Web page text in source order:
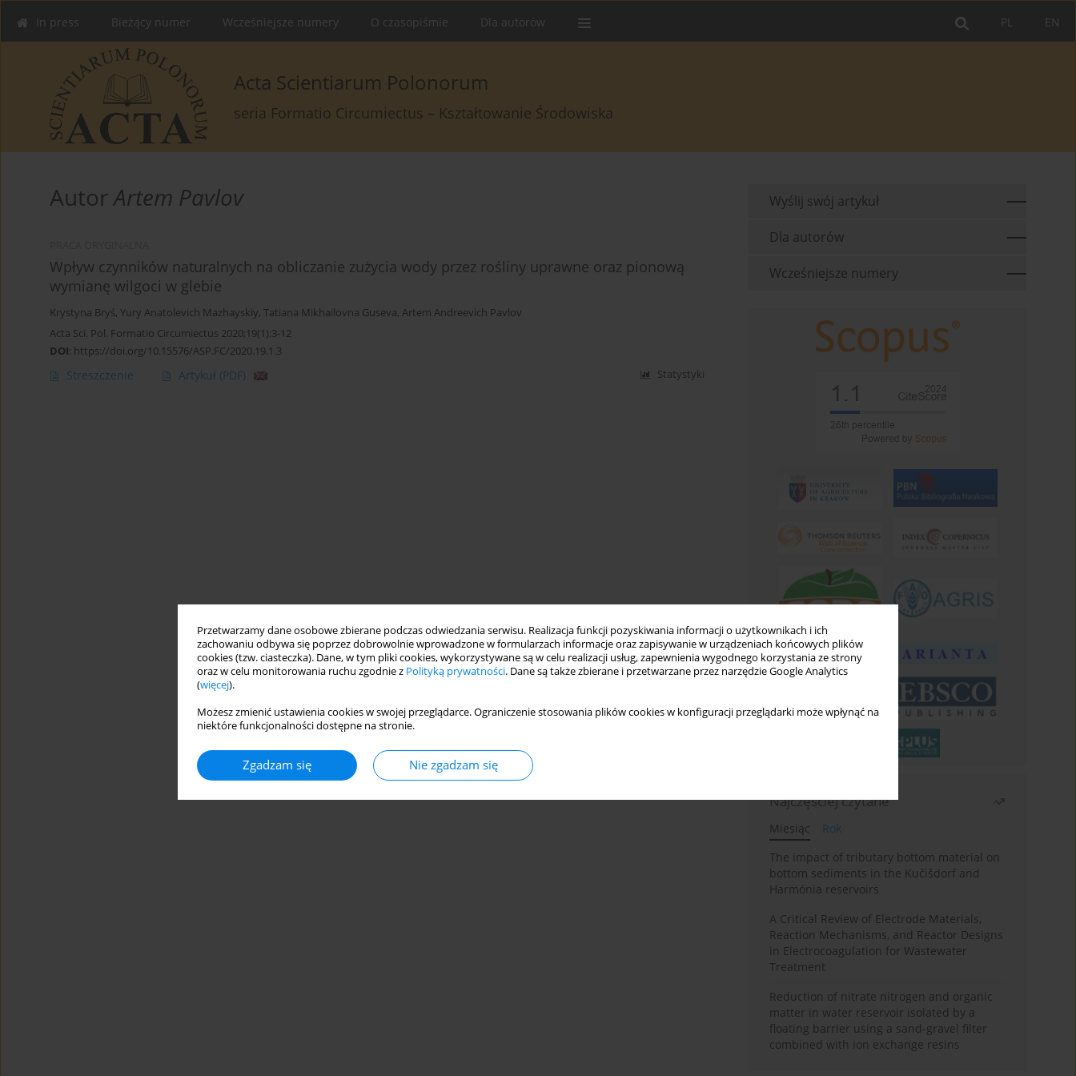
Przetwarzamy dane osobowe zbierane podczas odwiedzania serwisu. Realizacja funkcji pozyskiwania informacji o użytkownikach i ich
zachowaniu odbywa się poprzez dobrowolnie wprowadzone w formularzach informacje oraz zapisywanie w urządzeniach końcowych plików
cookies (tzw. ciasteczka). Dane, w tym pliki cookies, wykorzystywane są w celu realizacji usług, zapewnienia wygodnego korzystania ze strony
oraz w celu monitorowania ruchu zgodnie z Polityką prywatności. Dane są także zbierane i przetwarzane przez narzędzie Google Analytics
(więcej).
Możesz zmienić ustawienia cookies w swojej przeglądarce. Ograniczenie stosowania plików cookies w konfiguracji przeglądarki może wpłynąć na
niektóre funkcjonalności dostępne na stronie.
Zgadzam się Nie zgadzam się
EN
PL
In press Bieżący numer Wcześniejsze numery O czasopiśmie Dla autorów
Acta Scientiarum Polonorum
seria Formatio Circumiectus – Kształtowanie Środowiska
AutorArtem Pavlov
Wpływ czynników naturalnych na obliczanie zużycia wody przez rośliny uprawne oraz pionową
wymianę wilgoci w glebie
Krystyna Bryś, Yury Anatolevich Mazhayskiy, Tatiana Mikhailovna Guseva, Artem Andreevich Pavlov
Acta Sci. Pol. Formatio Circumiectus 2020;19(1):3-12
DOI: https://doi.org/10.15576/ASP.FC/2020.19.1.3
Streszczenie Artykuł (PDF) Statystyki
Wyślij swój artykuł
Dla autorów
Wcześniejsze numery
Najczęściej czytane
Miesiąc
Rok
The impact of tributary bottom material on
bottom sediments in the Kučišdorf and
Harmónia reservoirs
A Critical Review of Electrode Materials,
Reaction Mechanisms, and Reactor Designs
in Electrocoagulation for Wastewater
Treatment
Reduction of nitrate nitrogen and organic
matter in water reservoir isolated by a
floating barrier using a sand-gravel filter
combined with ion exchange resins